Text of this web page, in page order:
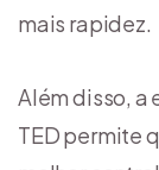
mais rapidez.
Além disso, a
TED permite